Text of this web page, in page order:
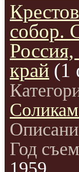
собор.
край (1
Год